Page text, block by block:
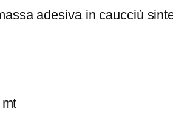
adesiva in caucciù